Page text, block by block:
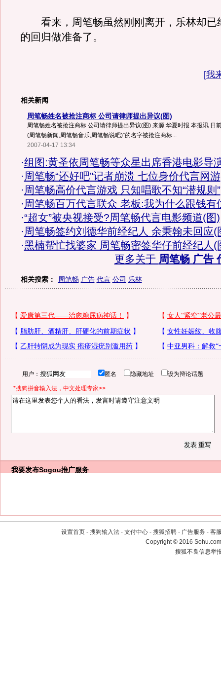
看来，周笔畅虽然刚刚离开，乐林却已
的回归做准备了。
[我
相关新闻
周笔畅姓名被抢注商标 公司请律师提出异议(图)
周笔畅姓名被抢注商标 公司请律师提出异议(图) 来源:华夏时报 本报讯 日
(周笔畅新闻,周笔畅音乐,周笔畅说吧)”的名字被抢注商标...
2007-04-17 13:34
·组图:黄圣依周笔畅等众星出席香港电影导
·周笔畅“还好吧”记者崩溃 七位身价代言网游
·周笔畅高价代言游戏 只知唱歌不知“潜规则”
·周笔畅百万代言联众 老板:我为什么跟钱有
·“超女”被央视接受?周笔畅代言电影频道(图)
·周笔畅签约刘德华前经纪人 余秉翰未回应(
·黑楠帮忙找婆家 周笔畅密签华仔前经纪人(
更多关于 周笔畅 广告
相关搜索： 周笔畅 广告 代言 公司 乐林
用户： 匿名 隐藏地址 设为辩论话题
*搜狗拼音输入法，中文处理专家>>
我要发布Sogou推广服务
设置首页 - 搜狗输入法 - 支付中心 - 搜狐招聘 - 广告服务 - 客
Copyright©2016
搜狐不良信息举